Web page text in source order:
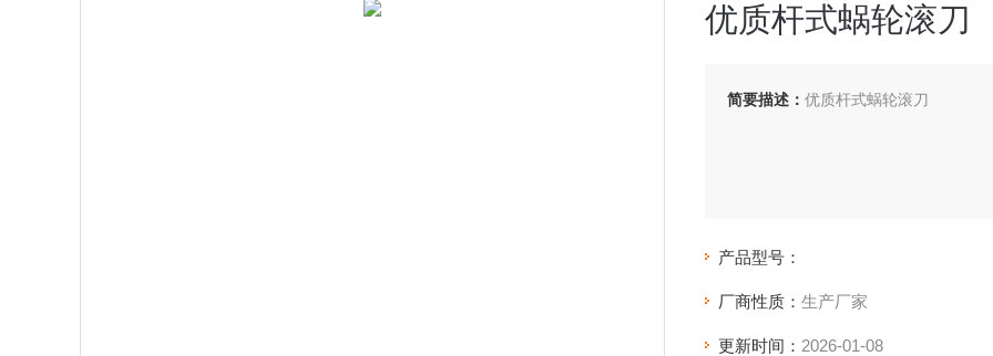
优质杆式蜗轮滚刀
简要描述： 优质杆式蜗轮滚刀
产品型号：
厂商性质： 生产厂家
更新时间： 2026-01-08